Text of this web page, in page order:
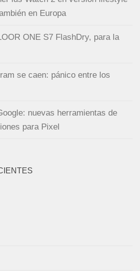
en Europa
ONE S7 FlashDry, para la
se caen: pánico entre los
nuevas herramientas de
para Pixel